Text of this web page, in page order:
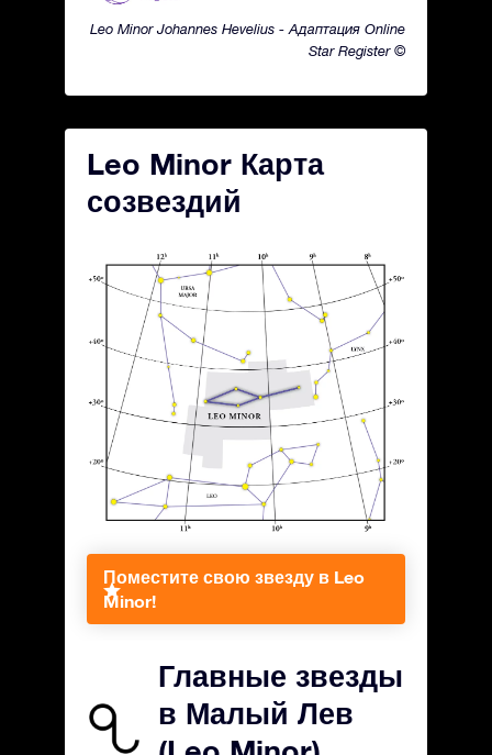
Leo Minor Johannes Hevelius - Адаптация Online
Star Register ©
Leo Minor Карта
созвездий
Поместите свою звезду в Leo
Minor!
Главные звезды
в Малый Лев